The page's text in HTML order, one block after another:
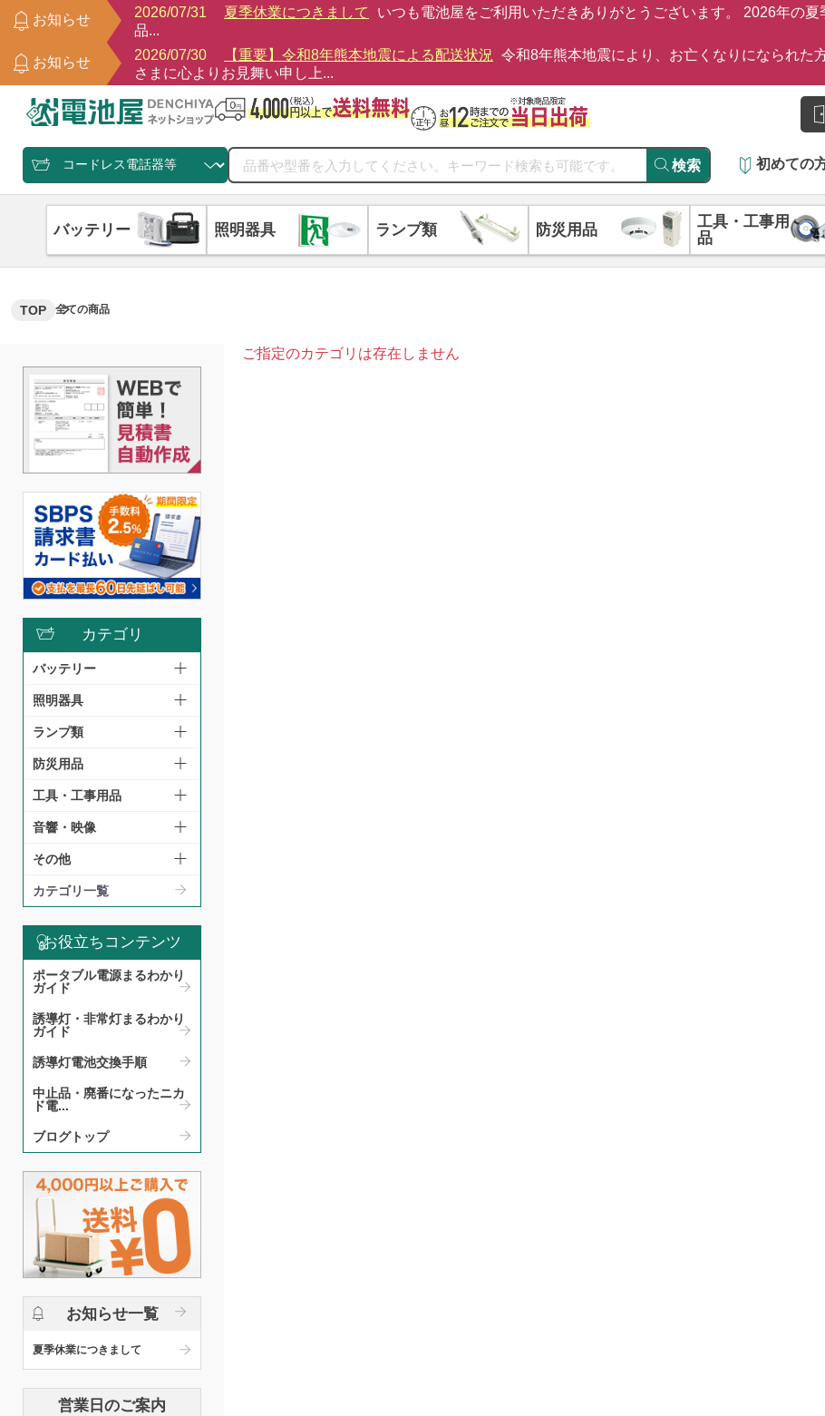
お知らせ
2026/07/31 夏季休業につきまして
いつも電池屋をご利用いただきありがとうございます。 2026年の
品...
お知らせ
2026/07/30 【重要】令和8年熊本地震による配送状況 令和8年熊本地震により、お亡くなりになられた
さまに心よりお見舞い申し上...
検索 初めての
バッテリー 照明器具 ランプ類 防災用品
工具・工事用
品
TOP 全ての商品
カテゴリ
バッテリー
照明器具
ランプ類
防災用品
工具・工事用品
音響・映像
その他
カテゴリ一覧
お役立ちコンテンツ
ポータブル電源まるわかり
ガイド​
誘導灯・非常灯まるわかり
ガイド​
誘導灯電池交換手順​
中止品・廃番になったニカ
ド電...
ブログトップ
お知らせ一覧
夏季休業につきまして
営業日のご案内
ご指定のカテゴリは存在しません